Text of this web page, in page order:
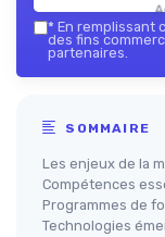
* En remplissant
des fins
partenaires.
SOMMAIRE
Les enjeux de la
Compétences
Programmes de
Technologies